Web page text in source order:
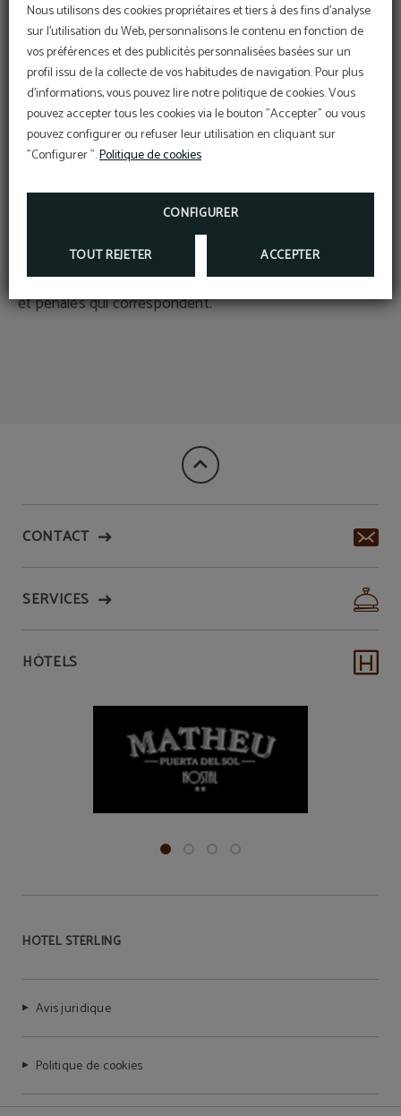
Nous utilisons des cookies propriétaires et tiers à des fins d'analyse
sur l'utilisation du Web, personnalisons le contenu en fonction de
vos préférences et des publicités personnalisées basées sur un
profil issu de la collecte de vos habitudes de navigation. Pour plus
d'informations, vous pouvez lire notre politique de cookies. Vous
pouvez accepter tous les cookies via le bouton "Accepter" ou vous
pouvez configurer ou refuser leur utilisation en cliquant sur
"Configurer ".Politique de cookies
CONFIGURER
TOUT REJETER ACCEPTER
L'utilisateur unique et exclusivement peut utiliser le
matériel qui apparaît ici pour un usage personnel et
privé, à condition de respecter tous les droits de
propriété intellectuelle, propriété industrielle et autres
droits de propriété, étant, par conséquent, strictement
interdit de reproduire ou autre type d'utilisation
commerciale ou des activités illégales, sa distribution,
stockage. Les organisations de propriétés, qui ont été
mentionnés précédemment, persécuteront la violation
des conditions ci-dessus et tout mauvais usage des
contenus présentés exerçant toutes les actions civiles
et pénales qui correspondent.
CONTACT
SERVICES
HÔTELS
HOTEL STERLING
Avis juridique
Politique de cookies